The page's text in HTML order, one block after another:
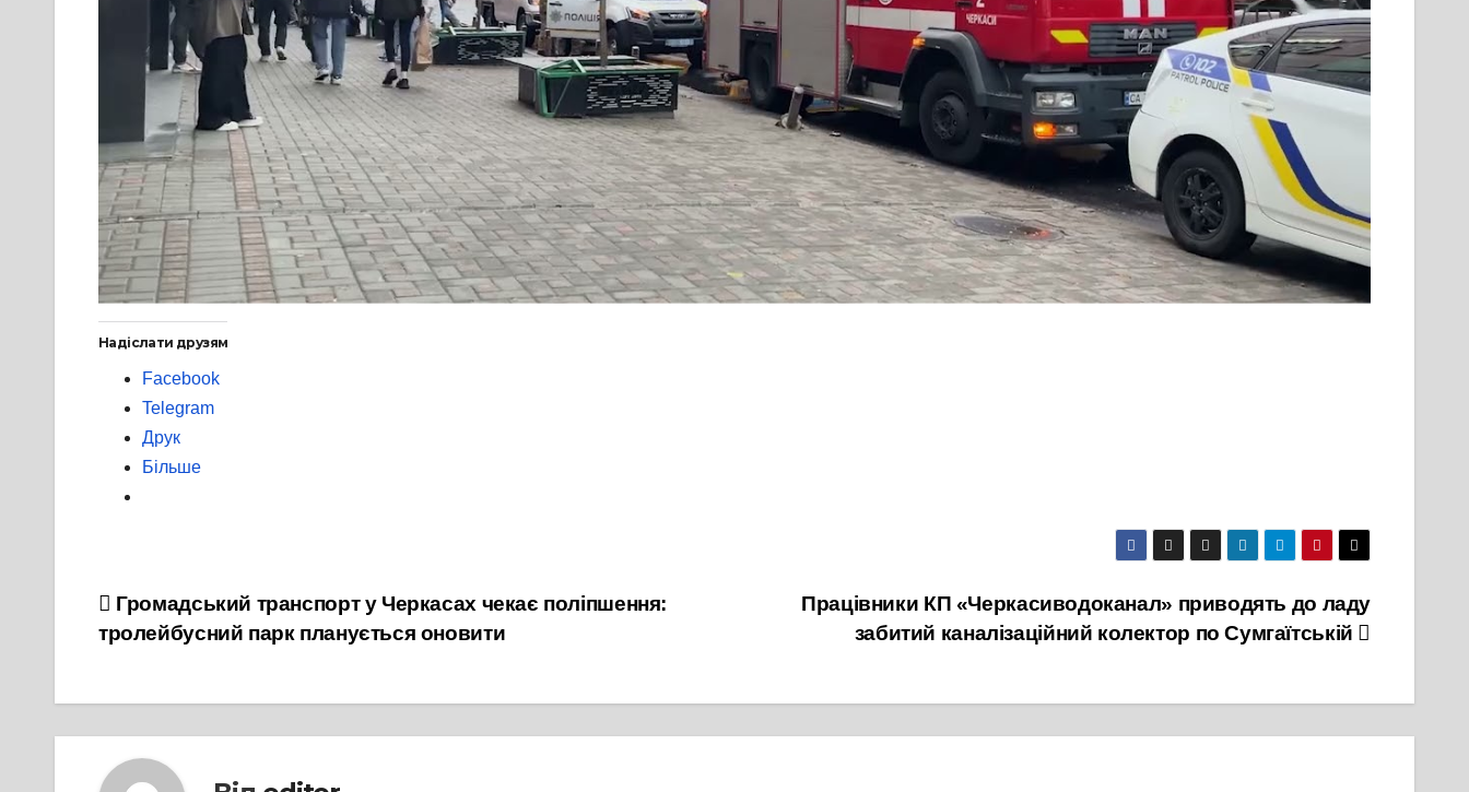
Надіслати друзям
Facebook
Telegram
Друк
Більше
Навігація
записів
Працівники КП «Черкасиводоканал» приводять до ладу
забитий каналізаційний колектор по Сумгаїтській
Громадський транспорт у Черкасах чекає поліпшення:
тролейбусний парк планується оновити